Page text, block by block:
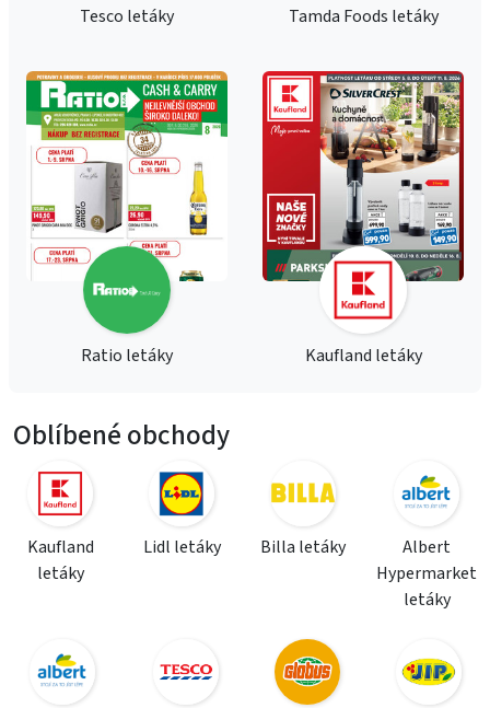
Tesco letáky Tamda Foods letáky
Ratio letáky Kaufland letáky
Oblíbené obchody
Kaufland
letáky
Lidl letáky Billa letáky
Albert
Hypermarket
letáky